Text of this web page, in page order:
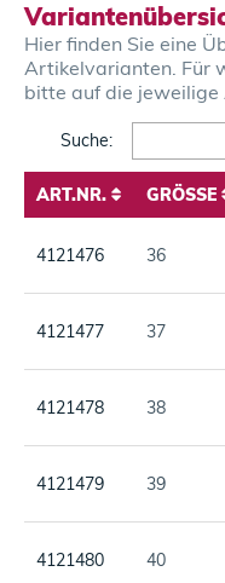
Hier finden Sie eine
Artikelvarianten. Für
bitte auf die jeweilige
Search:
ART.NR. GRÖSSE
4121476
36
4121477 37
4121478 38
4121479 39
4121480 40